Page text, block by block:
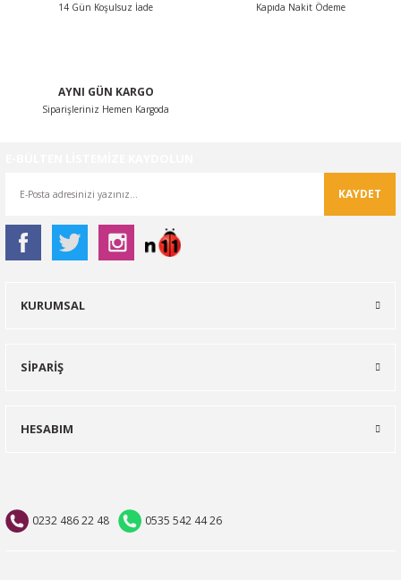
14 Gün Koşulsuz İade Kapıda Nakit Ödeme
AYNI GÜN KARGO
Siparişleriniz Hemen Kargoda
KAYDET
0232 486 22 48 0535 542 44 26
KURUMSAL
SİPARİŞ
HESABIM